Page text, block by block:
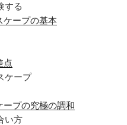
する
ケープの基本
点
ケープ
ープの究極の調和
い方